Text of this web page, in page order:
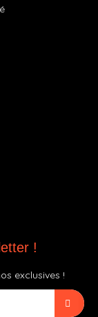
!
exclusives !